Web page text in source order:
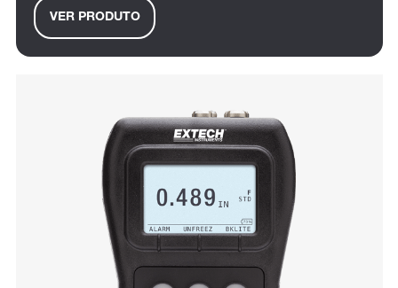
VER PRODUTO